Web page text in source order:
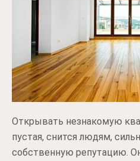
Открывать незнакомую
пустая, снится людям,
собственную репутацию.